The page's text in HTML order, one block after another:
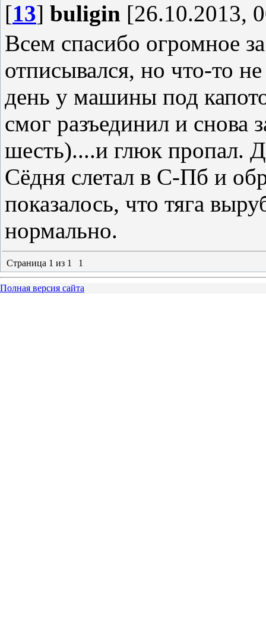
[13] buligin [26.10.2013,
Всем спасибо огромное
отписывался, но что-то
день у машины под
смог разъединил и снова
шесть)....и глюк пропал.
Сёдня слетал в С-Пб и
показалось, что тяга
нормально.
Страница 1 из 1 1
Полная версия сайта